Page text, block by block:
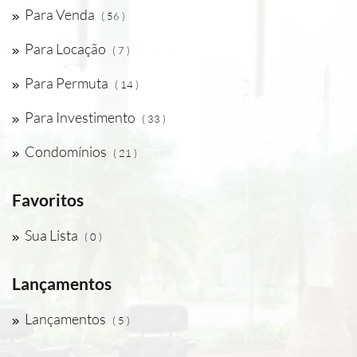
Para Venda ( 56 )
Para Locação ( 7 )
Para Permuta ( 14 )
Para Investimento ( 33 )
Condomínios ( 21 )
Favoritos
Sua Lista ( 0 )
Lançamentos
Lançamentos ( 5 )